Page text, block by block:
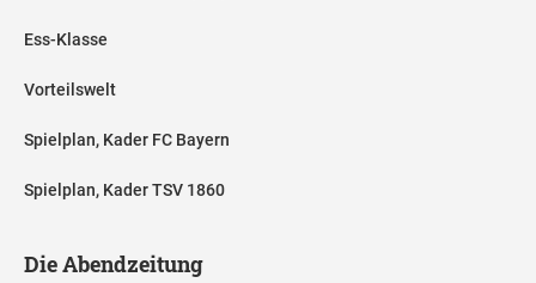
Ess-Klasse
Vorteilswelt
Spielplan, Kader FC Bayern
Spielplan, Kader TSV 1860
Die Abendzeitung